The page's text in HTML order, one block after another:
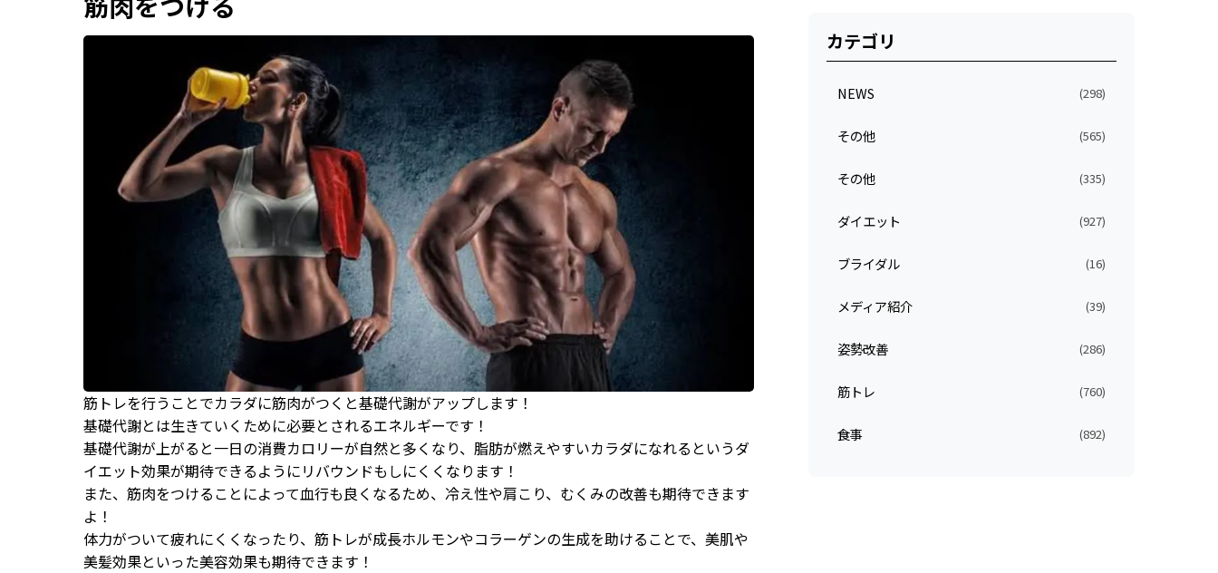
筋トレを行うことでカラダに筋肉がつくと基礎代謝がアップします！
基礎代謝とは生きていくために必要とされるエネルギーです！
基礎代謝が上がると一日の消費カロリーが自然と多くなり、脂肪が燃えやすいカラダになれるというダ
イエット効果が期待できるようにリバウンドもしにくくなります！
また、筋肉をつけることによって血行も良くなるため、冷え性や肩こり、むくみの改善も期待できます
よ！
体力がついて疲れにくくなったり、筋トレが成長ホルモンやコラーゲンの生成を助けることで、美肌や
美髪効果といった美容効果も期待できます！
カテゴリ
NEWS (298)
その他 (565)
その他 (335)
ダイエット (927)
ブライダル (16)
メディア紹介 (39)
姿勢改善 (286)
筋トレ (760)
食事 (892)